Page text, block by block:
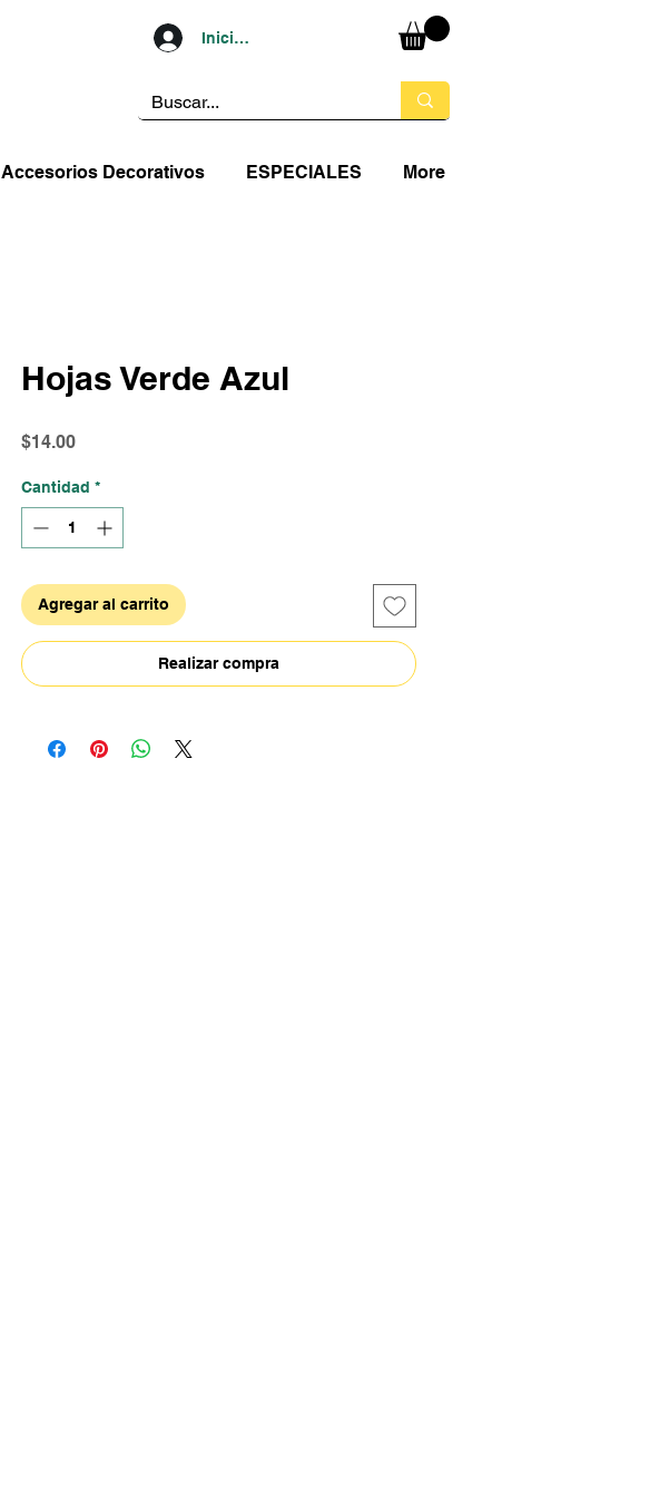
Iniciar sesión
Accesorios Decorativos ESPECIALES More
Hojas Verde Azul
$14.00Precio
Cantidad *
Agregar al carrito
Realizar compra